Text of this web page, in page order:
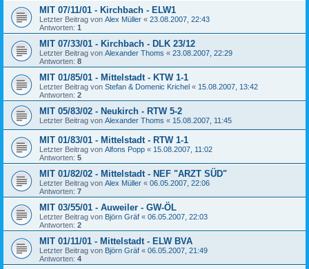
MIT 07/11/01 - Kirchbach - ELW1
Letzter Beitrag von Alex Müller « 23.08.2007, 22:43
Antworten: 1
MIT 07/33/01 - Kirchbach - DLK 23/12
Letzter Beitrag von Alexander Thoms « 23.08.2007, 22:29
Antworten: 8
MIT 01/85/01 - Mittelstadt - KTW 1-1
Letzter Beitrag von Stefan & Domenic Krichel « 15.08.2007, 13:42
Antworten: 2
MIT 05/83/02 - Neukirch - RTW 5-2
Letzter Beitrag von Alexander Thoms « 15.08.2007, 11:45
MIT 01/83/01 - Mittelstadt - RTW 1-1
Letzter Beitrag von Alfons Popp « 15.08.2007, 11:02
Antworten: 5
MIT 01/82/02 - Mittelstadt - NEF "ARZT SÜD"
Letzter Beitrag von Alex Müller « 06.05.2007, 22:06
Antworten: 7
MIT 03/55/01 - Auweiler - GW-ÖL
Letzter Beitrag von Björn Gräf « 06.05.2007, 22:03
Antworten: 2
MIT 01/11/01 - Mittelstadt - ELW BVA
Letzter Beitrag von Björn Gräf « 06.05.2007, 21:49
Antworten: 4